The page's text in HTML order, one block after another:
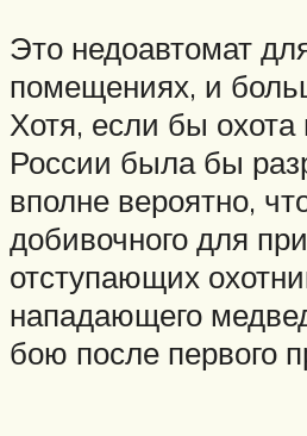
Это недоавтомат
помещениях, и
Хотя, если бы охота
России была бы
вполне вероятно,
добивочного для
отступающих
нападающего
бою после первого